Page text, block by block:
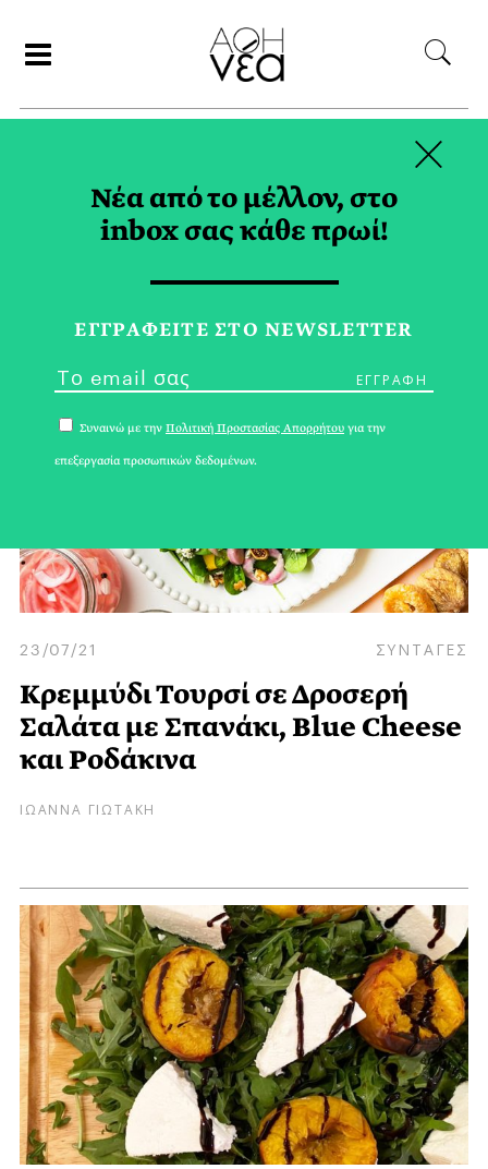
ΡΟΔΑΚΙΝΟ TAG
23/07/21 ΣΥΝΤΑΓΕΣ
Κρεμμύδι Τουρσί σε Δροσερή
Σαλάτα με Σπανάκι, Blue Cheese
και Ροδάκινα
ΙΩΑΝΝΑ ΓΙΩΤΑΚΗ
Νέα από το μέλλον, στο
inbox σας κάθε πρωί!
ΕΓΓPΑΦΕΙΤΕ ΣΤΟ NEWSLETTER
Συναινώ με την Πολιτική Προστασίας Απορρήτου για την
επεξεργασία προσωπικών δεδομένων.
×